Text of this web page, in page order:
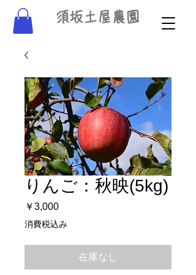
須坂土屋農園
りんご：秋映(5kg)
￥3,000価
格
消費税込み
在庫なし